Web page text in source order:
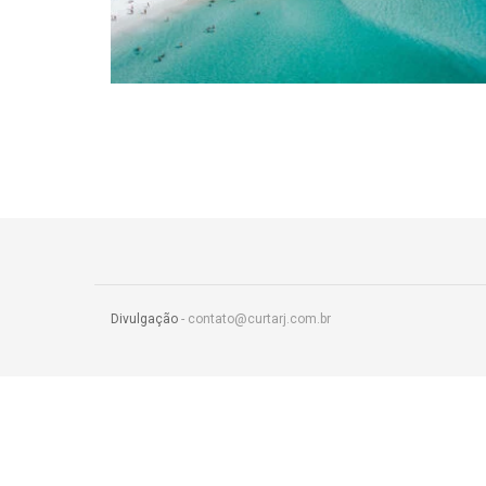
Divulgação - contato@curtarj.com.br